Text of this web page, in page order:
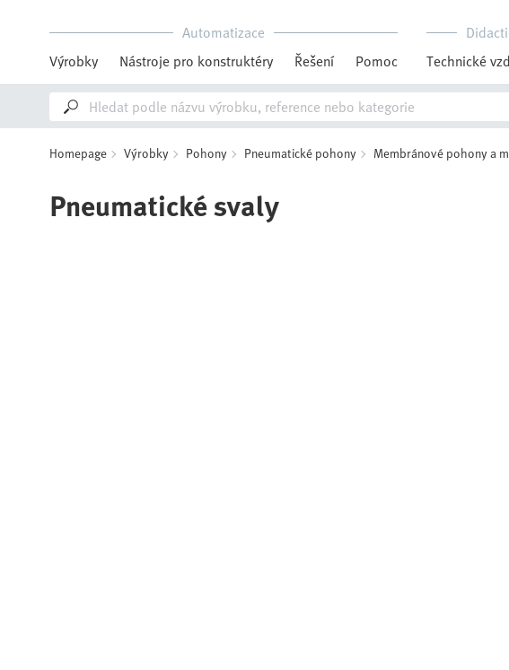
Automatizace
Výrobky
Nástroje pro konstruktéry Řešení Pomoc
Technické
Homepage Výrobky Pohony Pneumatické pohony Membránové pohony a
Pneumatické svaly